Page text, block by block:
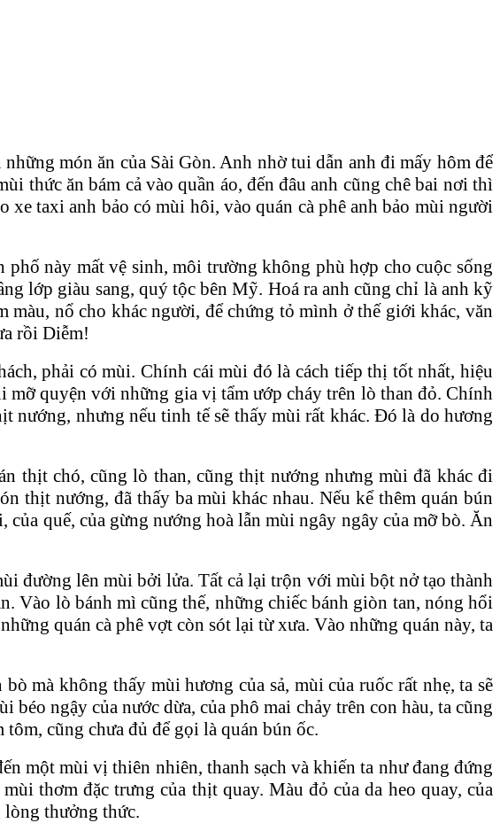
món ăn của Sài Gòn. Anh nhờ tui dẫn anh đi mấy hôm để
thức ăn bám cả vào quần áo, đến đâu anh cũng chê bai nơi thì
taxi anh bảo có mùi hôi, vào quán cà phê anh bảo mùi người
này mất vệ sinh, môi trường không phù hợp cho cuộc sống
lớp giàu sang, quý tộc bên Mỹ. Hoá ra anh cũng chỉ là anh kỹ
nổ cho khác người, để chứng tỏ mình ở thế giới khác, văn
rồi Diễm!
phải có mùi. Chính cái mùi đó là cách tiếp thị tốt nhất, hiệu
quyện với những gia vị tẩm ướp cháy trên lò than đỏ. Chính
nướng, nhưng nếu tinh tế sẽ thấy mùi rất khác. Đó là do hương
thịt chó, cũng lò than, cũng thịt nướng nhưng mùi đã khác đi
thịt nướng, đã thấy ba mùi khác nhau. Nếu kể thêm quán bún
quế, của gừng nướng hoà lẫn mùi ngây ngây của mỡ bò. Ăn
đường lên mùi bởi lửa. Tất cả lại trộn với mùi bột nở tạo thành
Vào lò bánh mì cũng thế, những chiếc bánh giòn tan, nóng hổi
quán cà phê vợt còn sót lại từ xưa. Vào những quán này, ta
mà không thấy mùi hương của sả, mùi của ruốc rất nhẹ, ta sẽ
ngậy của nước dừa, của phô mai chảy trên con hàu, ta cũng
cũng chưa đủ để gọi là quán bún ốc.
một mùi vị thiên nhiên, thanh sạch và khiến ta như đang đứng
thơm đặc trưng của thịt quay. Màu đỏ của da heo quay, của
lòng thưởng thức.